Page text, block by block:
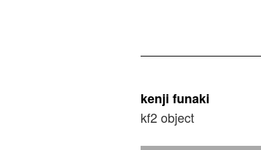
kenji funaki
kf2 object